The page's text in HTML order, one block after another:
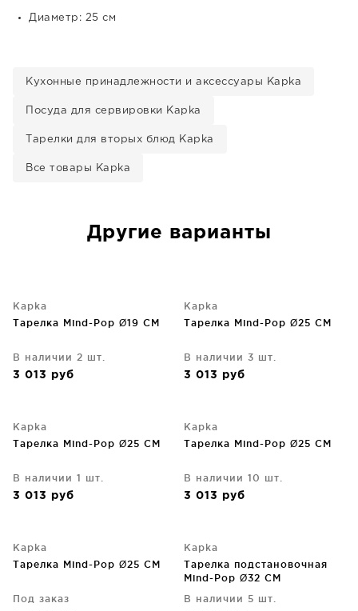
Диаметр: 25 см
Кухонные принадлежности и аксессуары Kapka
Посуда для сервировки Kapka
Тарелки для вторых блюд Kapka
Все товары Kapka
Другие варианты
Kapka
Тарелка Mind-Pop Ø19 CM
В наличии 2 шт.
3 013 руб
Kapka
Тарелка Mind-Pop Ø25 CM
В наличии 3 шт.
3 013 руб
Kapka
Тарелка Mind-Pop Ø25 CM
В наличии 1 шт.
3 013 руб
Kapka
Тарелка Mind-Pop Ø25 CM
В наличии 10 шт.
3 013 руб
Kapka
Тарелка Mind-Pop Ø25 CM
Под заказ
Kapka
Тарелка подстановочная
Mind-Pop Ø32 CM
В наличии 5 шт.